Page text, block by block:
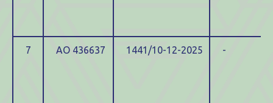
7 ΑΟ 436637 1441/10-12-2025 -